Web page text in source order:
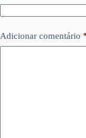
Adicionar comentário